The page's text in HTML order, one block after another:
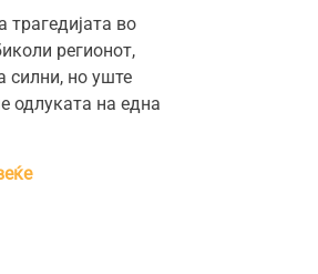
трагедијата во
регионот,
силни, но уште
одлуката на една